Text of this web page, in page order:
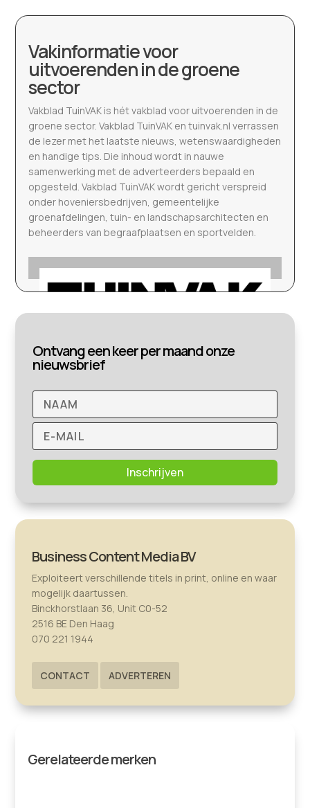
Vakinformatie voor
uitvoerenden in de groene
sector
Vakblad TuinVAK is hét vakblad voor uitvoerenden in de
groene sector. Vakblad TuinVAK en tuinvak.nl verrassen
de lezer met het laatste nieuws, wetenswaardigheden
en handige tips. Die inhoud wordt in nauwe
samenwerking met de adverteerders bepaald en
opgesteld. Vakblad TuinVAK wordt gericht verspreid
onder hoveniersbedrijven, gemeentelijke
groenafdelingen, tuin- en landschapsarchitecten en
beheerders van begraafplaatsen en sportvelden.
Ontvang een keer per maand onze
nieuwsbrief
Inschrijven
Business Content Media BV
Exploiteert verschillende titels in print, online en waar
mogelijk daartussen.
Binckhorstlaan 36, Unit C0-52
2516 BE Den Haag
070 221 1944
CONTACT ADVERTEREN
Gerelateerde merken